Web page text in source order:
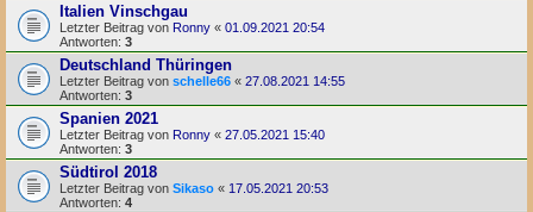
Italien Vinschgau
Letzter Beitrag von Ronny « 01.09.2021 20:54
Antworten: 3
Deutschland Thüringen
Letzter Beitrag von schelle66 « 27.08.2021 14:55
Antworten: 3
Spanien 2021
Letzter Beitrag von Ronny « 27.05.2021 15:40
Antworten: 3
Südtirol 2018
Letzter Beitrag von Sikaso « 17.05.2021 20:53
Antworten: 4